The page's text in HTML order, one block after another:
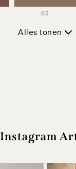
05
Alles tonen
Instagram